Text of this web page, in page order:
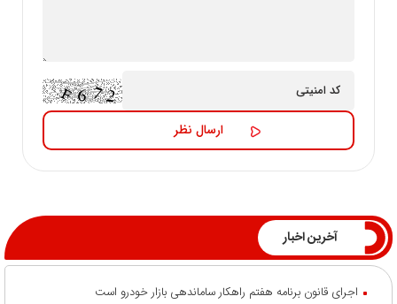
آخرین اخبار
اجرای قانون برنامه هفتم راهکار ساماندهی بازار خودرو است